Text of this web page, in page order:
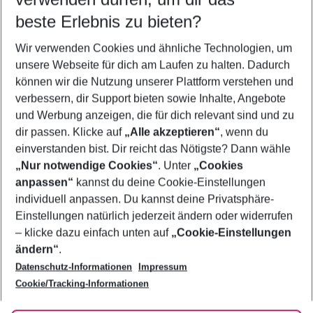
5-8 Nächte
2 Erwachsene Keine Kinder
Mehr Filter anzeigen
Footer
Footer navigation
Über uns
AGB
Bestpreisgarantie
Cookie-Einstellungen ändern
Cookie-Richtlinie
Agenturbetreuung
Barrierefreies Reisen
Folge uns
beste Erlebnis zu bieten?
Wir verwenden Cookies und ähnliche Technologien, um
unsere Webseite für dich am Laufen zu halten. Dadurch
können wir die Nutzung unserer Plattform verstehen und
verbessern, dir Support bieten sowie Inhalte, Angebote
und Werbung anzeigen, die für dich relevant sind und zu
dir passen. Klicke auf „Alle akzeptieren“, wenn du
einverstanden bist. Dir reicht das Nötigste? Dann wähle
„Nur notwendige Cookies“. Unter „Cookies
anpassen“ kannst du deine Cookie-Einstellungen
individuell anpassen. Du kannst deine Privatsphäre-
Einstellungen natürlich jederzeit ändern oder widerrufen
– klicke dazu einfach unten auf „Cookie-Einstellungen
ändern“.
Datenschutz-Informationen
Impressum
Cookie/Tracking-Informationen